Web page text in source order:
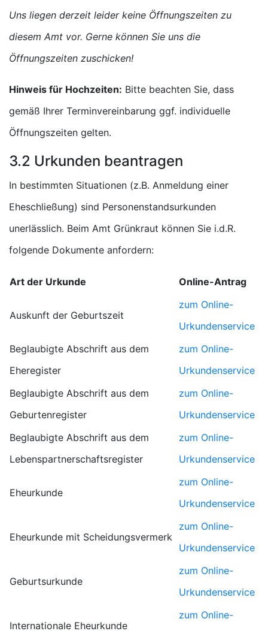
Uns liegen derzeit leider keine Öffnungszeiten zu
diesem Amt vor. Gerne können Sie uns die
Öffnungszeiten zuschicken!
Hinweis für Hochzeiten: Bitte beachten Sie, dass
gemäß Ihrer Terminvereinbarung ggf. individuelle
Öffnungszeiten gelten.
3.2 Urkunden beantragen
In bestimmten Situationen (z.B. Anmeldung einer
Eheschließung) sind Personenstandsurkunden
unerlässlich. Beim Amt Grünkraut können Sie i.d.R.
folgende Dokumente anfordern:
Art der Urkunde Online-Antrag
Auskunft der Geburtszeit
zum Online-
Urkundenservice
Beglaubigte Abschrift aus dem
Eheregister
zum Online-
Urkundenservice
Beglaubigte Abschrift aus dem
Geburtenregister
zum Online-
Urkundenservice
Beglaubigte Abschrift aus dem
Lebenspartnerschaftsregister
zum Online-
Urkundenservice
Eheurkunde
zum Online-
Urkundenservice
Eheurkunde mit Scheidungsvermerk
zum Online-
Urkundenservice
Geburtsurkunde
zum Online-
Urkundenservice
Internationale Eheurkunde
zum Online-